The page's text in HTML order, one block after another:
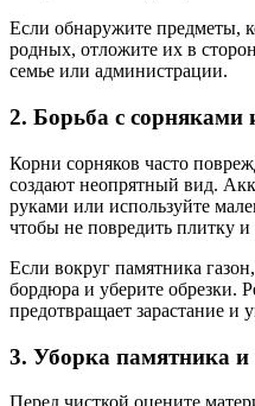
Если обнаружите предметы,
родных, отложите их в
семье или администрации.
2. Борьба с сорняками
Корни сорняков часто
создают неопрятный вид.
руками или используйте
чтобы не повредить плитку и
Если вокруг памятника
бордюра и уберите обрезки.
предотвращает зарастание и
3. Уборка памятника и